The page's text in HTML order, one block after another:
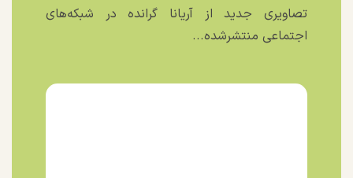
تصاویری جدید از آریانا گرانده در شبکه‌های
اجتماعی منتشرشده...